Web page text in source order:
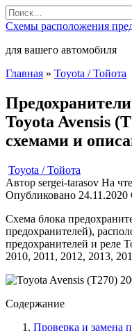
Перейти
к
содержанию
Search
for:
Схемы расположения
для вашего автомобиля
Главная » Toyota / Тойота
Toyota Avensis
схемами и
Toyota / Тойота
Автор sergei-tarasov На
Опубликовано 24.11.2020
Схема блока
предохранителей),
предохранителей и реле
2010, 2011, 2012, 2013,
Содержание
Проверка и замена